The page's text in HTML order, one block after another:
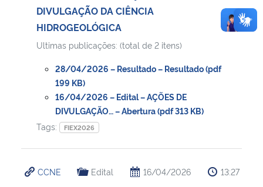
DIVULGAÇÃO DA CIÊNCIA
HIDROGEOLÓGICA
Ultimas publicações: (total de 2 itens)
28/04/2026 – Resultado – Resultado (pdf
199 KB)
16/04/2026 – Edital – AÇÕES DE
DIVULGAÇÃO… – Abertura (pdf 313 KB)
Tags:
FIEX2026
CCNE Edital 16/04/2026 13:27